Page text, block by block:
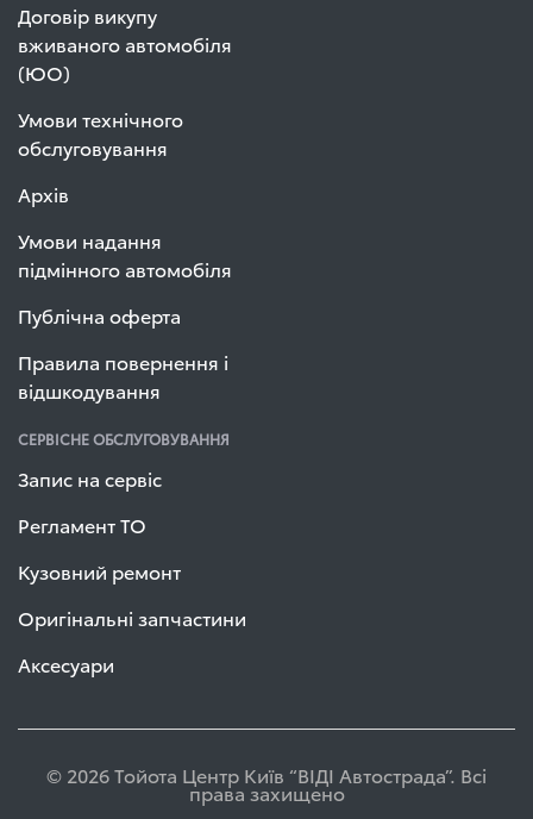
Договір викупу
вживаного автомобіля
(ЮО)
Умови технічного
обслуговування
Архів
Умови надання
підмінного автомобіля
Публічна оферта
Правила повернення і
відшкодування
СЕРВІСНЕ ОБСЛУГОВУВАННЯ
Запис на сервіс
Регламент ТО
Кузовний ремонт
Оригінальні запчастини
Аксесуари
© 2026 Тойота Центр Київ “ВІДІ Автострада”. Всі
права захищено